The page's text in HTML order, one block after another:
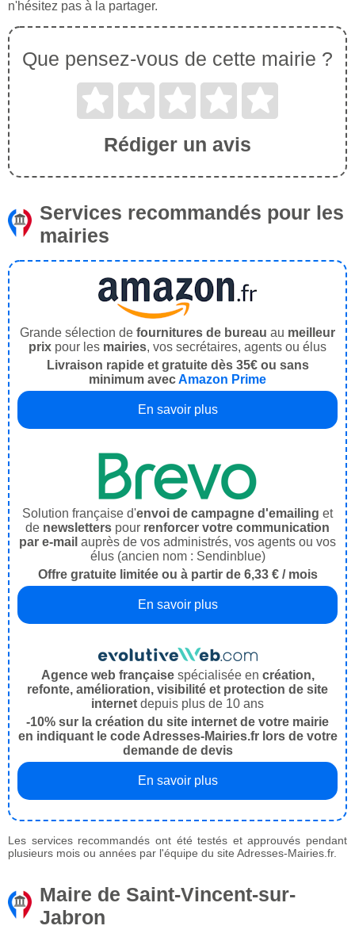
n'hésitez pas à la partager.
Que pensez-vous de cette mairie ?
Rédiger un avis
Services recommandés pour les
mairies
Grande sélection de fournitures de bureau au meilleur
prix pour les mairies, vos secrétaires, agents ou élus
Livraison rapide et gratuite dès 35€ ou sans
minimum avecAmazon Prime
En savoir plus
Solution française d'envoi de campagne d'emailing et
de newsletters pour renforcer votre communication
par e-mail auprès de vos administrés, vos agents ou vos
élus (ancien nom : Sendinblue)
Offre gratuite limitée ou à partir de 6,33 € / mois
En savoir plus
Agence web françaisespécialisée en création,
refonte, amélioration, visibilité et protection de site
internet depuis plus de 10 ans
-10% sur la création du site internet de votre mairie
en indiquant le code Adresses-Mairies.fr lors de votre
demande de devis
En savoir plus
Les services recommandés ont été testés et approuvés pendant
plusieurs mois ou années par l'équipe du site Adresses-Mairies.fr.
Maire de Saint-Vincent-sur-
Jabron